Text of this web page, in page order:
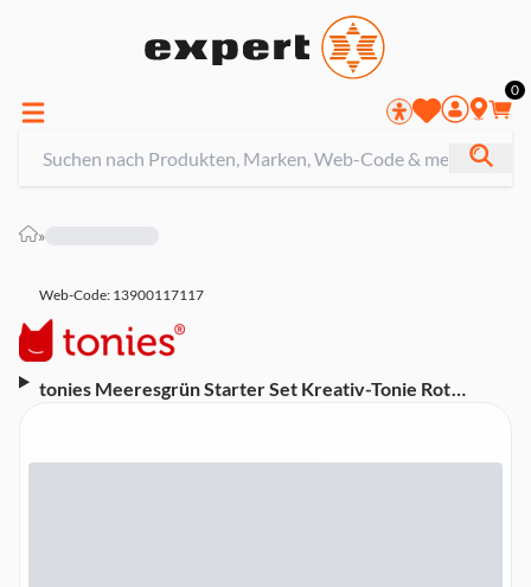
0
»
Web-Code: 13900117117
tonies Meeresgrün Starter Set Kreativ-Tonie Rot